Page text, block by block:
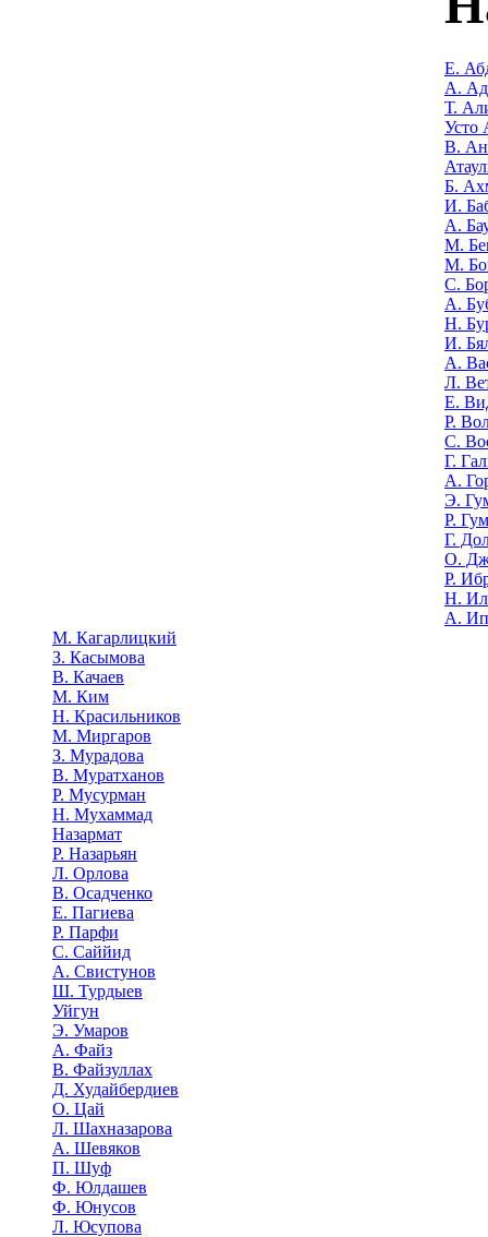
Е.
А.
Т.
Усто
В.
Б.
И.
А.
М.
М.
С.
А.
Н.
И.
А.
Л.
Е.
Р.
С.
Г.
А.
Э.
Р.
Г.
О.
Р.
Н.
А.
М. Кагарлицкий
З. Касымова
В. Качаев
М. Ким
Н. Красильников
М. Миргаров
З. Мурадова
В. Муратханов
Р. Мусурман
Н. Мухаммад
Назармат
Р. Назарьян
Л. Орлова
В. Осадченко
Е. Пагиева
Р. Парфи
С. Саййид
А. Свистунов
Ш. Турдыев
Уйгун
Э. Умаров
А. Файз
В. Файзуллах
Д. Худайбердиев
О. Цай
Л. Шахназарова
А. Шевяков
П. Шуф
Ф. Юлдашев
Ф. Юнусов
Л. Юсупова